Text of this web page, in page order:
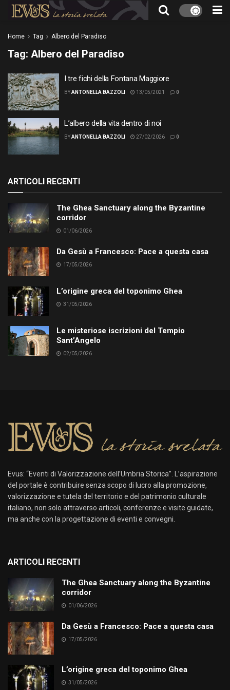
Home Tag Albero del Paradiso
Tag: Albero del Paradiso
I tre fichi della Fontana Maggiore
BYANTONELLA BAZZOLI 13/05/2021 0
L’albero della vita dentro di noi
BYANTONELLA BAZZOLI 27/02/2026 0
ARTICOLI RECENTI
The Ghea Sanctuary along the Byzantine
corridor
01/06/2026
Da Gesù a Francesco: Pace a questa casa
17/05/2026
L’origine greca del toponimo Ghea
31/05/2026
Le misteriose iscrizioni del Tempio
Sant’Angelo
02/05/2026
Evus: “Eventi di Valorizzazione dell’Umbria Storica”. L’aspirazione
del portale è contribuire senza scopo di lucro alla promozione,
valorizzazione e tutela del territorio e del patrimonio culturale
italiano, non solo attraverso articoli, conferenze e visite guidate,
ma anche con la progettazione di eventi e convegni.
ARTICOLI RECENTI
The Ghea Sanctuary along the Byzantine
corridor
01/06/2026
Da Gesù a Francesco: Pace a questa casa
17/05/2026
L’origine greca del toponimo Ghea
31/05/2026